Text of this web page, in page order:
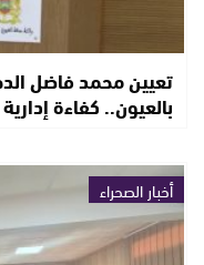
تعيين محمد فاضل
بالعيون.. كفاءة
أخبار الصحراء